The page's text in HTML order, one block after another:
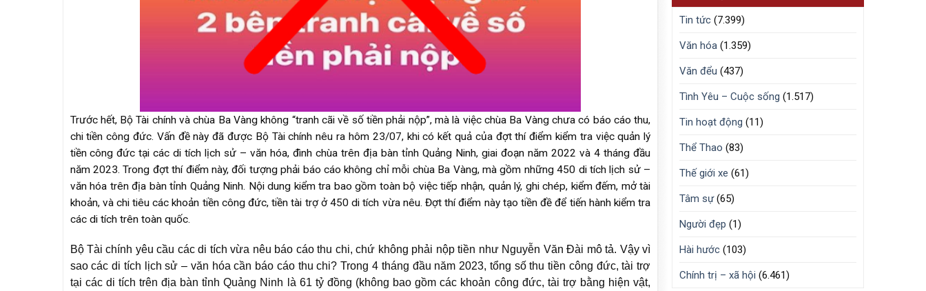
Trước hết, Bộ Tài chính và chùa Ba Vàng không “tranh cãi về số tiền phải nộp”, mà là việc chùa Ba Vàng chưa có báo cáo thu,
chi tiền công đức. Vấn đề này đã được Bộ Tài chính nêu ra hôm 23/07, khi có kết quả của đợt thí điểm kiểm tra việc quản lý
tiền công đức tại các di tích lịch sử – văn hóa, đình chùa trên địa bàn tỉnh Quảng Ninh, giai đoạn năm 2022 và 4 tháng đầu
năm 2023. Trong đợt thí điểm này, đối tượng phải báo cáo không chỉ mỗi chùa Ba Vàng, mà gồm những 450 di tích lịch sử –
văn hóa trên địa bàn tỉnh Quảng Ninh. Nội dung kiểm tra bao gồm toàn bộ việc tiếp nhận, quản lý, ghi chép, kiểm đếm, mở tài
khoản, và chi tiêu các khoản tiền công đức, tiền tài trợ ở 450 di tích vừa nêu. Đợt thí điểm này tạo tiền đề để tiến hành kiểm tra
các di tích trên toàn quốc.
Bộ Tài chính yêu cầu các di tích vừa nêu báo cáo thu chi, chứ không phải nộp tiền như Nguyễn Văn Đài mô tả. Vậy vì
sao các di tích lịch sử – văn hóa cần báo cáo thu chi? Trong 4 tháng đầu năm 2023, tổng số thu tiền công đức, tài trợ
tại các di tích trên địa bàn tỉnh Quảng Ninh là 61 tỷ đồng (không bao gồm các khoản công đức, tài trợ bằng hiện vật,
Tin tức (7.399)
Văn hóa (1.359)
Văn đểu (437)
Tình Yêu – Cuộc sống (1.517)
Tin hoạt động (11)
Thể Thao (83)
Thế giới xe (61)
Tâm sự(65)
Người đẹp (1)
Hài hước (103)
Chính trị – xã hội (6.461)